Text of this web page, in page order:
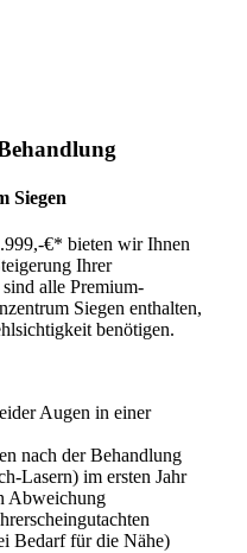
Siegen
€* bieten wir Ihnen
Ihrer
alle Premium-
Siegen enthalten,
benötigen.
Augen in einer
nach der Behandlung
Lasern) im ersten Jahr
Abweichung
Bedarf für die Nähe)